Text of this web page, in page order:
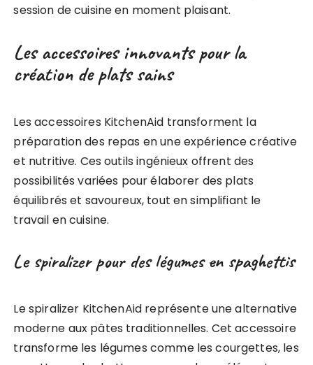
session de cuisine en moment plaisant.
Les accessoires innovants pour la
création de plats sains
Les accessoires KitchenAid transforment la
préparation des repas en une expérience créative
et nutritive. Ces outils ingénieux offrent des
possibilités variées pour élaborer des plats
équilibrés et savoureux, tout en simplifiant le
travail en cuisine.
Le spiralizer pour des légumes en spaghettis
Le spiralizer KitchenAid représente une alternative
moderne aux pâtes traditionnelles. Cet accessoire
transforme les légumes comme les courgettes, les